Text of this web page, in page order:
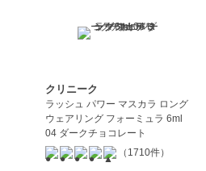
クリニーク
ラッシュ パワー マスカラ ロング
ウェアリング フォーミュラ 6ml
04 ダークチョコレート
（1710件）